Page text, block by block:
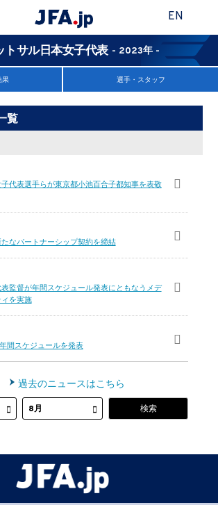
EN
トサル日本女子代表 - 2023年 -
果 選手・スタッフ
覧
代表選手らが東京都小池百合子都知事を表敬
たなパートナーシップ契約を締結
監督が年間スケジュール発表にともなうメデ
を実施
間スケジュールを発表
過去のニュースはこちら